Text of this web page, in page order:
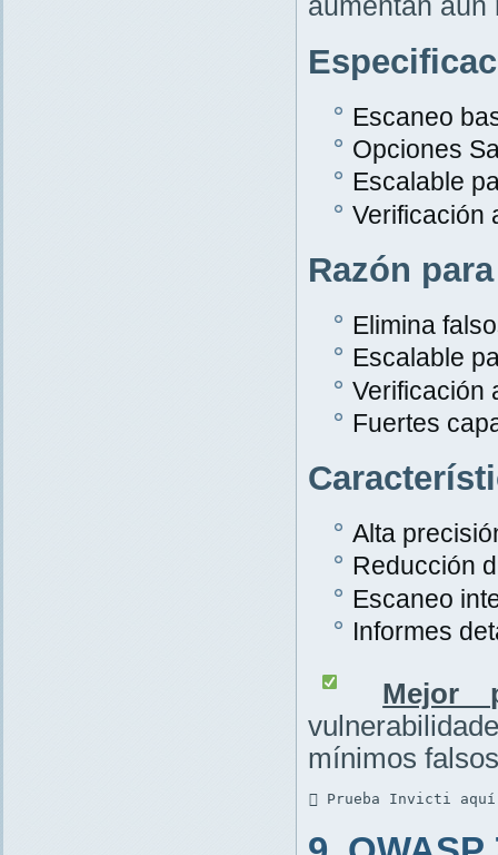
Escaneo
Opciones
Escalable
Verificación
Razón
Elimina
Escalable
Verificación
Fuertes
Alta
Reducción
Escaneo
Informes
Mejor
mínimos
 Prueba Invicti